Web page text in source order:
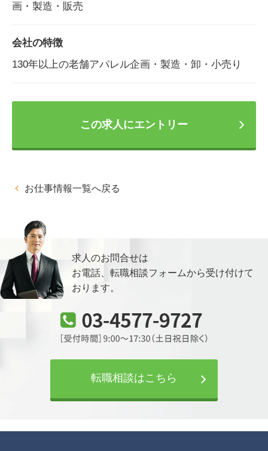
画・製造・販売
会社の特徴
130年以上の老舗アパレル企画・製造・卸・小売り
この求人にエントリー
お仕事情報一覧へ戻る
求人のお問合せは
お電話、転職相談フォームから受け付けて
おります。
転職相談はこちら